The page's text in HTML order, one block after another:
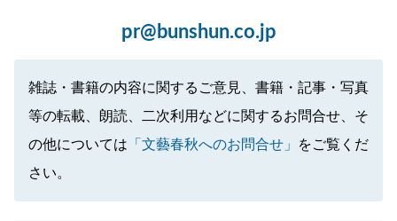
pr@bunshun.co.jp
雑誌・書籍の内容に関するご意見、書籍・記事・写真
等の転載、朗読、二次利用などに関するお問合せ、そ
の他については 「文藝春秋へのお問合せ」
をご覧くだ
さい。